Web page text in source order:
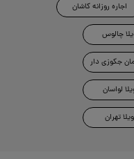
اجاره روزانه کاشان
چالوس
جکوزی دار
لواسان
تهران